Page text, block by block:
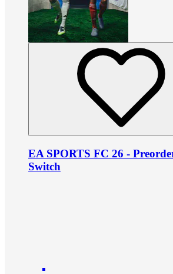
EA SPORTS FC 26 -
Switch